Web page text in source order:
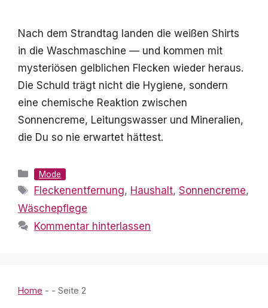
Nach dem Strandtag landen die weißen Shirts
in die Waschmaschine — und kommen mit
mysteriösen gelblichen Flecken wieder heraus.
Die Schuld trägt nicht die Hygiene, sondern
eine chemische Reaktion zwischen
Sonnencreme, Leitungswasser und Mineralien,
die Du so nie erwartet hättest.
Kategorien
Mode
Schlagwörter
Fleckenentfernung, Haushalt,Sonnencreme,
Wäschepflege
Kommentar hinterlassen
Home - - Seite 2